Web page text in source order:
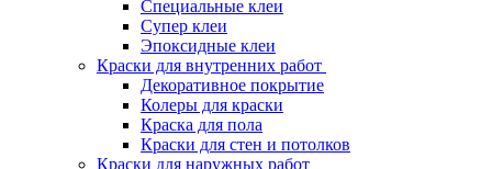
Специальные клеи
Супер клеи
Эпоксидные клеи
Краски для внутренних работ
Декоративное покрытие
Колеры для краски
Краска для пола
Краски для стен и потолков
Краски для наружных работ